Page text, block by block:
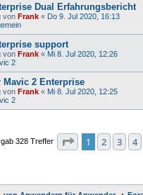
Dual Erfahrungsbericht
von Frank « Do 9. Jul 2020, 16:13
support
von Frank « Mi 8. Jul 2020, 12:26
2
2 Enterprise
von Frank « Mi 8. Jul 2020, 12:25
2
328 Treffer Seite 1von 14
1 2 3 4